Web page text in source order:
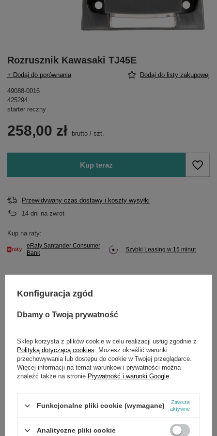
Rozrusznik Kawasaki TJ45E
+ Dodaj do porównania Dodaj do listy zakupowej
49088-0016
425294
starter reczny
258,00 zł brutto / szt.
Kup teraz
Przewidywany czas dostawy i koszty wysyłki
14 dni na zwrot
Kup na raty:
eRaty Santander Consumer
Bank
Szybki Leasing w 15 minut
Zadaj pytanie a my odpowiemy niezwłocznie,
OPIS
Konfiguracja zgód
Dbamy o Twoją prywatność
Sklep korzysta z plików cookie w celu realizacji usług zgodnie z
Polityką dotyczącą cookies . Możesz określić warunki
przechowywania lub dostępu do cookie w Twojej przeglądarce.
Więcej informacji na temat warunków i prywatności można
znaleźć także na stronie Prywatność i warunki Google
Funkcjonalne pliki cookie (wymagane)
Zawsze
aktywne
Analityczne pliki cookie